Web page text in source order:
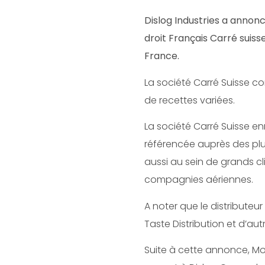
Dislog Industries a
droit Français Carré
France.
La société Carré Suisse
de recettes variées.
La société Carré Suisse
référencée auprès des
aussi au sein de grands
compagnies aériennes.
A noter que le
Taste Distribution et
Suite à cette annonce,